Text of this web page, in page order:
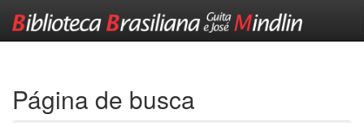
Página de busca